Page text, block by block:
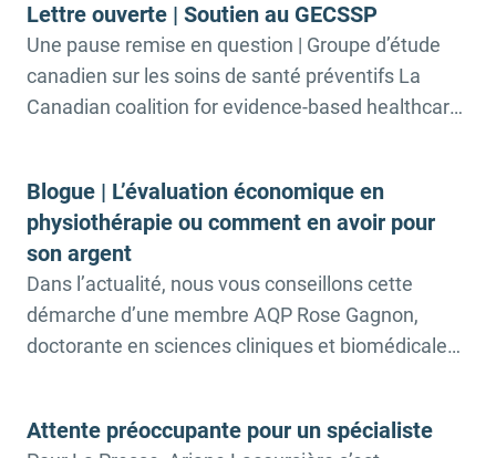
douleur musculosquelettique pourrait être atténué
grâce à une intervention en physiothérapie qui
combine un positionnement […]
Lettre ouverte | Soutien au GECSSP
Une pause remise en question | Groupe d’étude
canadien sur les soins de santé préventifs La
Canadian coalition for evidence-based healthcare
d’étude canadien sur les soins de santé préventifs,
une mesure qui a privilégié la pression […]
Blogue | L’évaluation économique en
physiothérapie ou comment en avoir pour
son argent
Dans l’actualité, nous vous conseillons cette
démarche d’une membre AQP Rose Gagnon,
doctorante en sciences cliniques et biomédicales
Physiotherapy Canada, la doctorante, rattachée
Attente préoccupante pour un spécialiste